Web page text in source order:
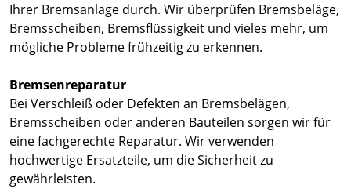
Ihrer Bremsanlage durch. Wir überprüfen Bremsbeläge,
Bremsscheiben, Bremsflüssigkeit und vieles mehr, um
mögliche Probleme frühzeitig zu erkennen.
Bremsenreparatur
Bei Verschleiß oder Defekten an Bremsbelägen,
Bremsscheiben oder anderen Bauteilen sorgen wir für
eine fachgerechte Reparatur. Wir verwenden
hochwertige Ersatzteile, um die Sicherheit zu
gewährleisten.